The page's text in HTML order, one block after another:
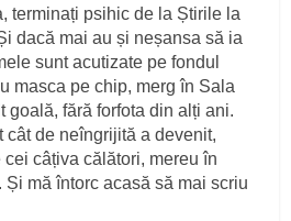
terminați psihic de la Știrile la
dacă mai au și neșansa să ia
sunt acutizate pe fondul
masca pe chip, merg în Sala
goală, fără forfota din alți ani.
cât de neîngrijită a devenit,
câțiva călători, mereu în
mă întorc acasă să mai scriu